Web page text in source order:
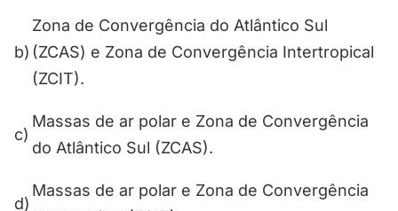
b)
Zona de Convergência do Atlântico Sul
(ZCAS) e Zona de Convergência Intertropical
(ZCIT).
c)
Massas de ar polar e Zona de Convergência
do Atlântico Sul (ZCAS).
d)
Massas de ar polar e Zona de Convergência